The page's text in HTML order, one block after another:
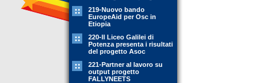
219-Nuovo bando
EuropeAid per Osc in
Etiopia
220-Il Liceo Galilei di
Potenza presenta i risultati
del progetto Asoc
221-Partner al lavoro su
output progetto
FALLYNEETS